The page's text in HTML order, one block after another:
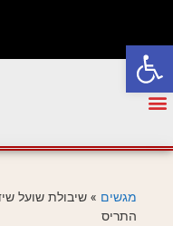
פתח סרגל נגישות
מגשים » שיבולת שועל
התריס